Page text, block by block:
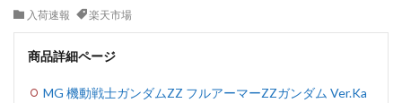
入荷速報
楽天市場
商品詳細ページ
MG 機動戦士ガンダムZZ フルアーマーZZガンダム Ver.Ka